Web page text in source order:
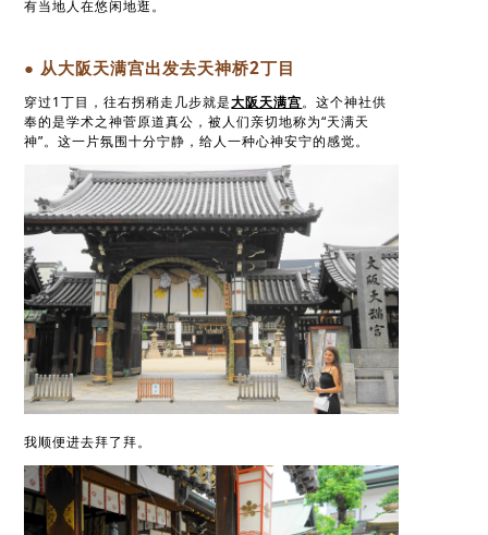
有当地人在悠闲地逛。
● 从大阪天满宫出发去天神桥2丁目
穿过1丁目，往右拐稍走几步就是大阪天满宫。这个神社供
奉的是学术之神菅原道真公，被人们亲切地称为“天满天
神”。这一片氛围十分宁静，给人一种心神安宁的感觉。
我顺便进去拜了拜。